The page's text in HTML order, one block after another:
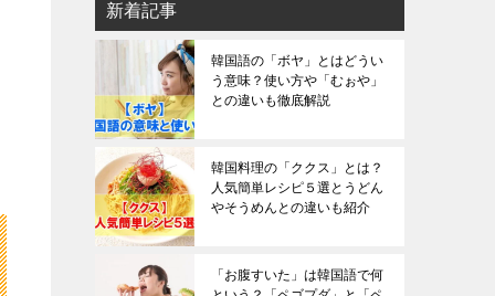
新着記事
韓国語の「ボヤ」とはどうい
う意味？使い方や「むぉや」
との違いも徹底解説
韓国料理の「ククス」とは？
人気簡単レシピ５選とうどん
やそうめんとの違いも紹介
「お腹すいた」は韓国語で何